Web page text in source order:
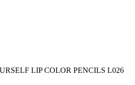
LIP COLOR PENCILS L026